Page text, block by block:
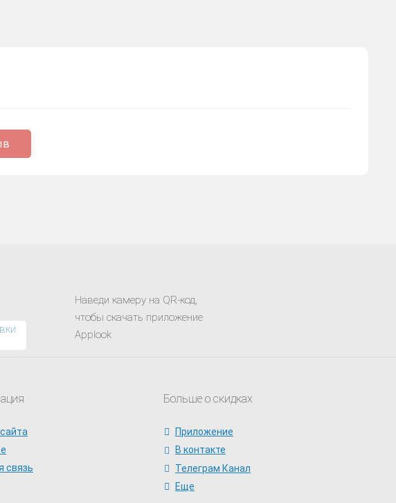
Наведи камеру на QR-код,
чтобы скачать приложение
Applook
связь
Больше о скидках
Приложение
В контакте
Телеграм Канал
Еще